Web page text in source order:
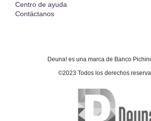
Centro de ayuda
Contáctanos
Deuna! es una marca de Banco
©2023 Todos los derechos